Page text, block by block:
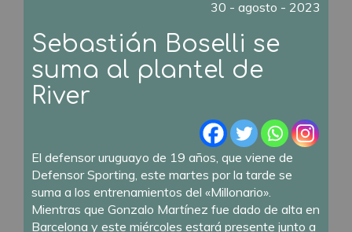
30 - agosto - 2023
Sebastián Boselli se
suma al plantel de
River
El defensor uruguayo de 19 años, que viene de
Defensor Sporting, este martes por la tarde se
suma a los entrenamientos del «Millonario».
Mientras que Gonzalo Martínez fue dado de alta en
Barcelona y este miércoles estará presente junto a